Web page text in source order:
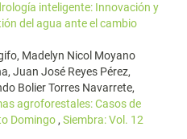
inteligente: Innovación y
del agua ante el cambio
Madelyn Nicol Moyano
Juan José Reyes Pérez,
Bolier Torres Navarrete,
agroforestales: Casos de
Domingo , Siembra: Vol. 12